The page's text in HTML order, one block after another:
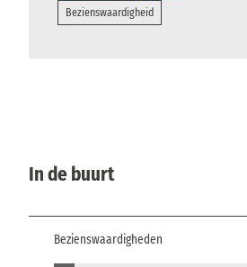
Bezienswaardigheid
In de buurt
Bezienswaardigheden